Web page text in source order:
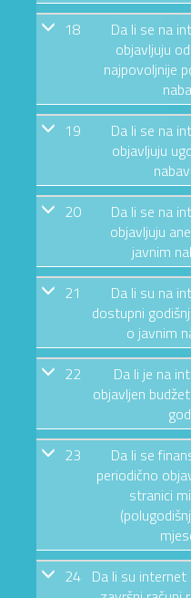
18
Da li se na
objavljuju
najpovoljnije
19
Da li se na
objavljuju
20
Da li se na
objavljuju
javnim
21
Da li su na
dostupni
o javnim
22
Da li je na
objavljen
23
Da li se
periodično
stranici
24 Da li su